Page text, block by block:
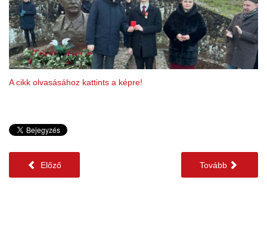
A cikk olvasásához kattints a képre!
Előző Tovább